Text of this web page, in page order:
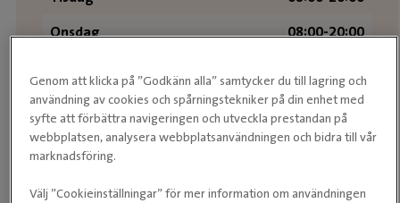
Onsdag
08:00-20:00
Fredag
08:00-20:00
Lördag
09:00-20:00
Genom att klicka på ”Godkänn alla” samtycker du till lagring och
användning av cookies och spårningstekniker på din enhet med
syfte att förbättra navigeringen och utveckla prestandan på
webbplatsen, analysera webbplatsanvändningen och bidra till vår
marknadsföring.
Välj ”Cookieinställningar” för mer information om användningen